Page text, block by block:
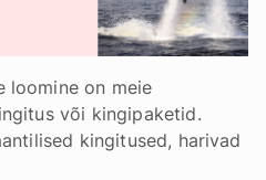
loomine on meie
või kingipaketid.
kingitused, harivad